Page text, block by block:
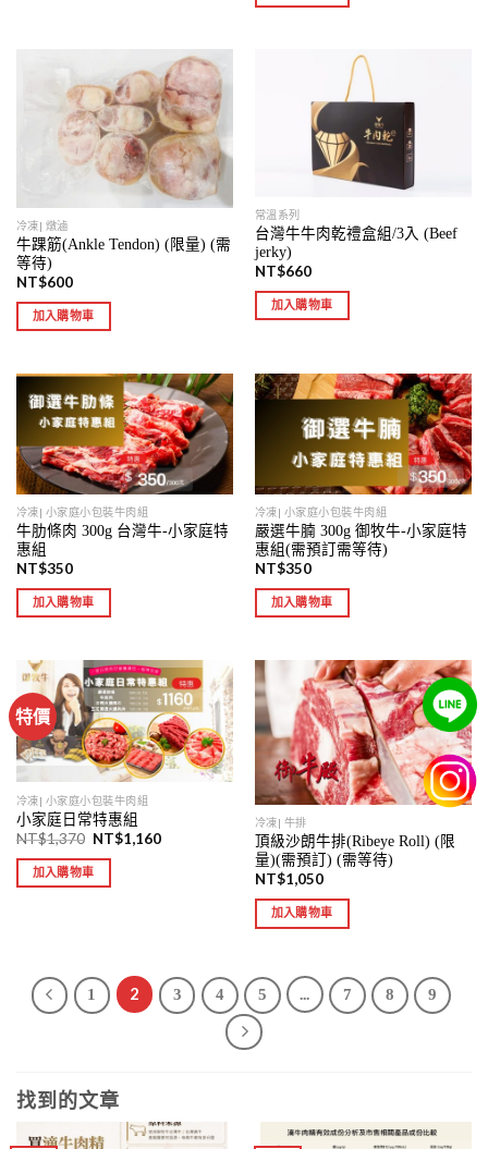
冷凍| 燉滷
牛踝筋(Ankle Tendon) (限量) (需
等待)
NT$600
加入購物車
常溫系列
台灣牛牛肉乾禮盒組/3入 (Beef
jerky)
NT$660
加入購物車
冷凍| 小家庭小包裝牛肉組
牛肋條肉 300g 台灣牛-小家庭特
惠組
NT$350
加入購物車
冷凍| 小家庭小包裝牛肉組
嚴選牛腩 300g 御牧牛-小家庭特
惠組(需預訂需等待)
NT$350
加入購物車
特價
冷凍| 小家庭小包裝牛肉組
小家庭日常特惠組
NT$1,370 NT$1,160
加入購物車
冷凍| 牛排
頂級沙朗牛排(Ribeye Roll) (限
量)(需預訂) (需等待)
NT$1,050
加入購物車
1 2 3 4 5 ... 7 8 9
找到的文章